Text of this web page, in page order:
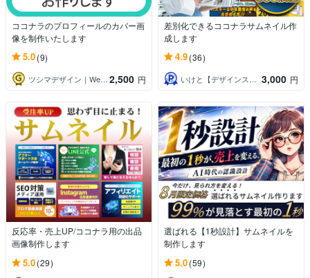
ココナラのプロフィールのカバー画
像を制作いたします
5.0(9)
ツシマデザイン｜Web画像の制作 2,500 円
差別化できるココナラサムネイル作
成します
4.9(36)
いけと【デザインスタジオ LOCAL】 3,000 円
反応率・売上UP/ココナラ用の出品
画像制作します
5.0(29)
選ばれる【1秒設計】サムネイルを
制作します
5.0(59)